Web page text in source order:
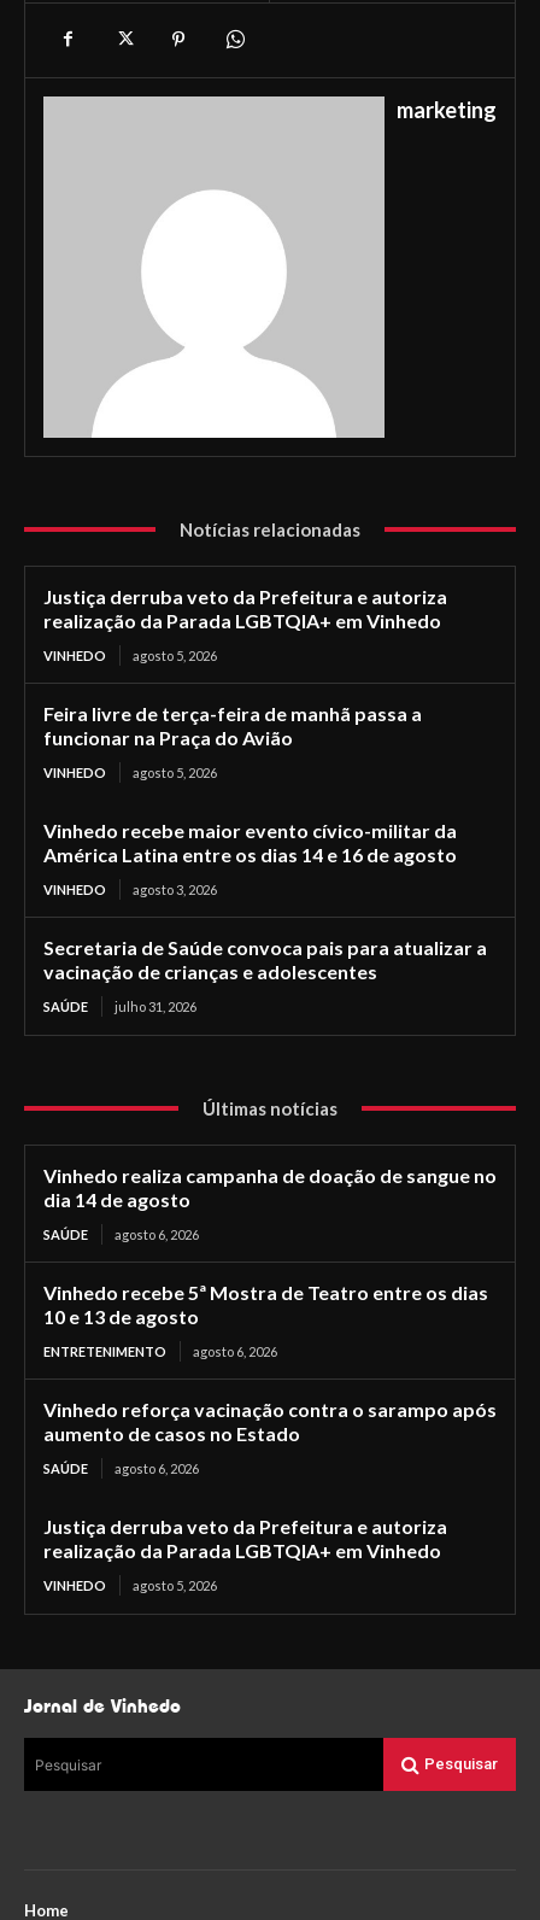
marketing
Notícias relacionadas
Justiça derruba veto da Prefeitura e autoriza
realização da Parada LGBTQIA+ em Vinhedo
VINHEDO agosto 5, 2026
Feira livre de terça-feira de manhã passa a
funcionar na Praça do Avião
VINHEDO agosto 5, 2026
Vinhedo recebe maior evento cívico-militar da
América Latina entre os dias 14 e 16 de agosto
VINHEDO agosto 3, 2026
Secretaria de Saúde convoca pais para atualizar a
vacinação de crianças e adolescentes
SAÚDE julho 31, 2026
Últimas notícias
Vinhedo realiza campanha de doação de sangue no
dia 14 de agosto
SAÚDE agosto 6, 2026
Vinhedo recebe 5ª Mostra de Teatro entre os dias
10 e 13 de agosto
ENTRETENIMENTO agosto 6, 2026
Vinhedo reforça vacinação contra o sarampo após
aumento de casos no Estado
SAÚDE agosto 6, 2026
Justiça derruba veto da Prefeitura e autoriza
realização da Parada LGBTQIA+ em Vinhedo
VINHEDO agosto 5, 2026
Jornal de Vinhedo
Pesquisar Pesquisar
Home